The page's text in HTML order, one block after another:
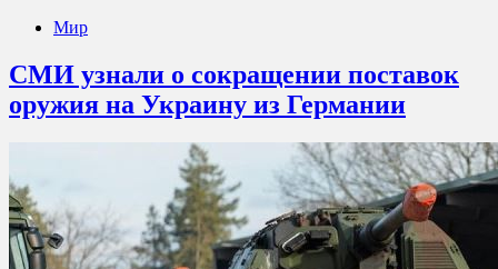
Мир
СМИ узнали о сокращении поставок
оружия на Украину из Германии